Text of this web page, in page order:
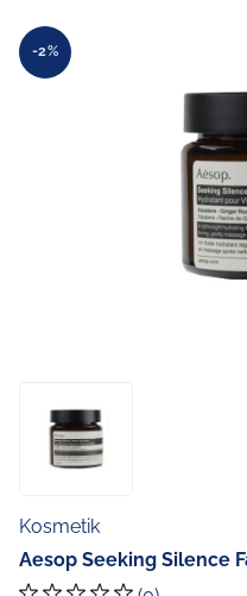
-2%
Kosmetik
Aesop Seeking Silence